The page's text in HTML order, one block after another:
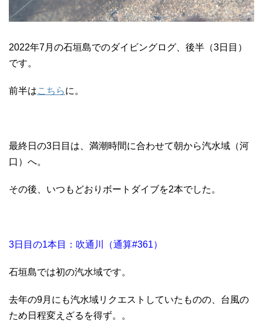
2022年7月の石垣島でのダイビングログ、後半（3日目）
です。
前半はこちらに。
最終日の3日目は、満潮時間に合わせて朝から汽水域（河
口）へ。
その後、いつもどおりボートダイブを2本でした。
3日目の1本目：吹通川（通算#361）
石垣島では初の汽水域です。
去年の9月にも汽水域リクエストしていたものの、台風の
ため日程変えざるを得ず。。